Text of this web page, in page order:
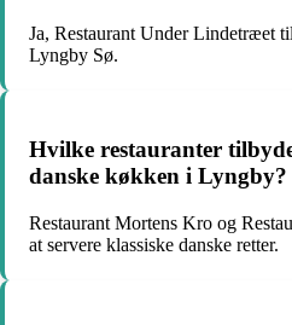
Ja, Restaurant Under Lindetræet
Lyngby Sø.
Hvilke restauranter
danske køkken i Lyngby?
Restaurant Mortens Kro og
at servere klassiske danske retter.